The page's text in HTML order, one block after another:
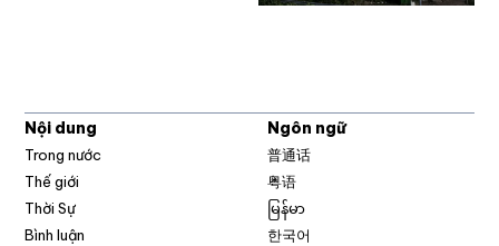
Nội dung
Trong nước
Thế giới
Thời Sự
Bình luận
Ngôn ngữ
普通话
粤语
မြန်မာ
한국어